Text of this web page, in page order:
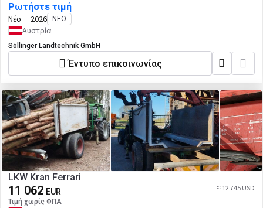
Ρωτήστε τιμή
Νέο 2026 ΝΈΟ
Αυστρία
Söllinger Landtechnik GmbH
Έντυπο επικοινωνίας
LKW Kran Ferrari
11 062 EUR
Τιμή χωρίς ΦΠΑ
≈ 12 745 USD